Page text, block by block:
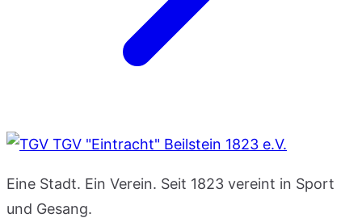
TGV "Eintracht" Beilstein 1823 e.V.
Eine Stadt. Ein Verein. Seit 1823 vereint in Sport
und Gesang.